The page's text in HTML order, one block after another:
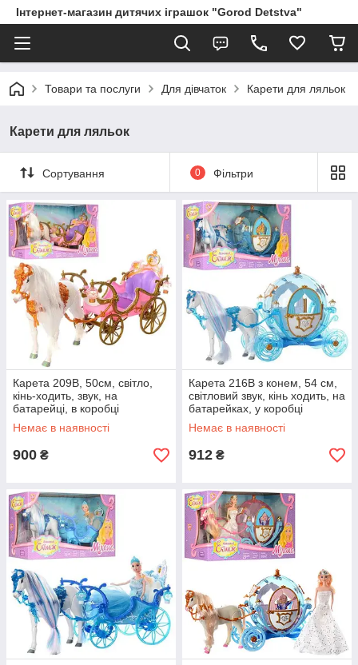
Інтернет-магазин дитячих іграшок "Gorod Detstva"
Товари та послуги Для дівчаток Карети для ляльок
Карети для ляльок
Сортування 0 Фільтри
Карета 209B, 50см, світло,
кінь-ходить, звук, на
батарейці, в коробці
Немає в наявності
900 ₴
Карета 216B з конем, 54 см,
світловий звук, кінь ходить, на
батарейках, у коробці
Немає в наявності
912 ₴